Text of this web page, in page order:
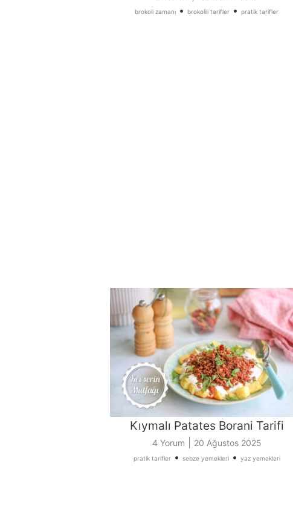
brokoli zamanı • brokolili tarifler • pratik tarifler
Kıymalı Patates Borani Tarifi
4 Yorum 20 Ağustos 2025
pratik tarifler• sebze yemekleri• yaz yemekleri